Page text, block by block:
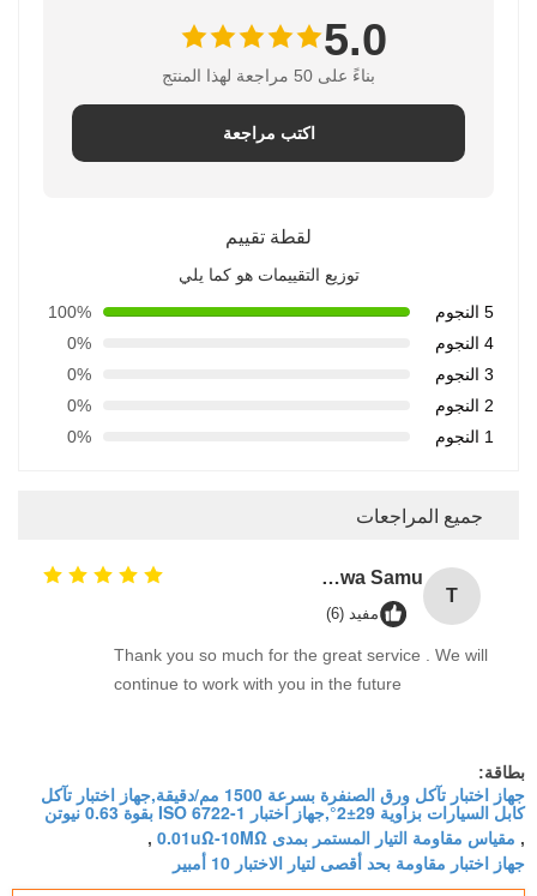
5.0
بناءً على 50 مراجعة لهذا المنتج
اكتب مراجعة
لقطة تقييم
توزيع التقييمات هو كما يلي
5 النجوم
100%
4 النجوم
0%
3 النجوم
0%
2 النجوم
0%
1 النجوم
0%
جميع المراجعات
T
Tafadzwa Samu
مفيد (6)
Thank you so much for the great service . We will
continue to work with you in the future
بطاقة:
جهاز اختبار تآكل ورق الصنفرة بسرعة 1500 مم/دقيقة,جهاز اختبار تآكل
كابل السيارات بزاوية 29±2°,جهاز اختبار ISO 6722-1 بقوة 0.63 نيوتن
, مقياس مقاومة التيار المستمر بمدى 0.01uΩ-10MΩ ,
جهاز اختبار مقاومة بحد أقصى لتيار الاختبار 10 أمبير